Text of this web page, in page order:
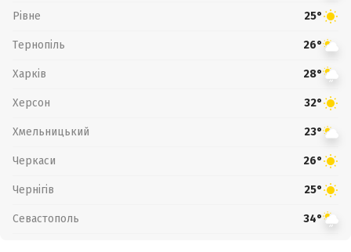
Рівне 25°
Тернопіль 26°
Харків 28°
Херсон 32°
Хмельницький 23°
Черкаси 26°
Чернігів 25°
Севастополь 34°